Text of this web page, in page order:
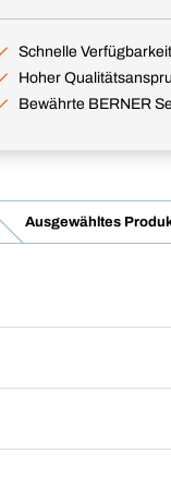
Schnelle Verfügbarkeit
Hoher
Bewährte BERNER
Ausgewähltes